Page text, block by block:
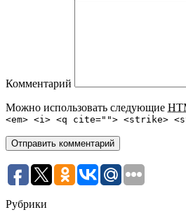
Комментарий
Можно использовать следующие
<em> <i> <q cite=""> <strike>
Рубрики